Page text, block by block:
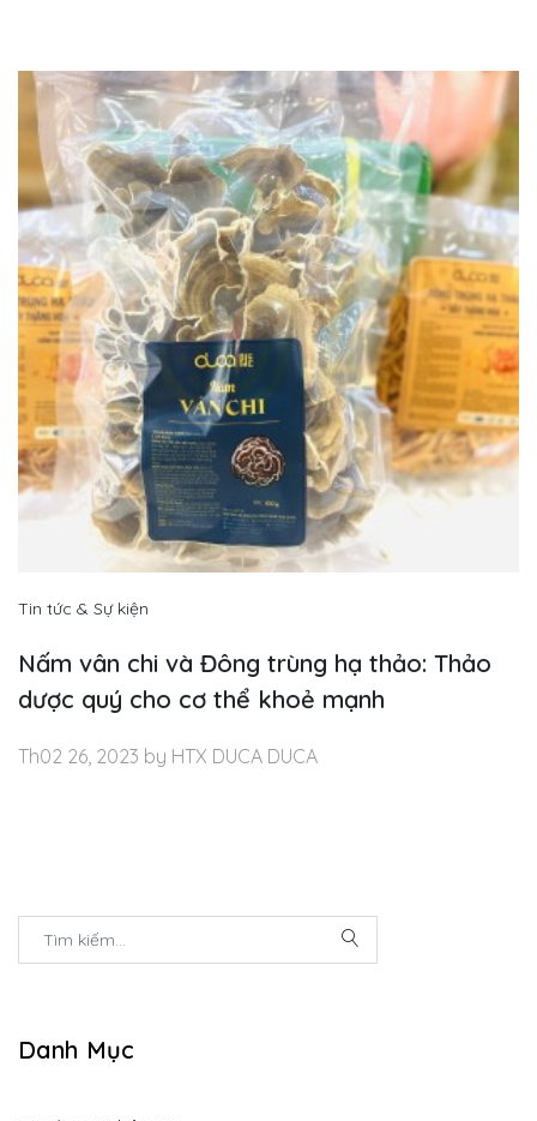
Tin tức & Sự kiện
Nấm vân chi và Đông trùng hạ thảo: Thảo
dược quý cho cơ thể khoẻ mạnh
Th02 26, 2023 by HTX DUCA DUCA
Danh Mục